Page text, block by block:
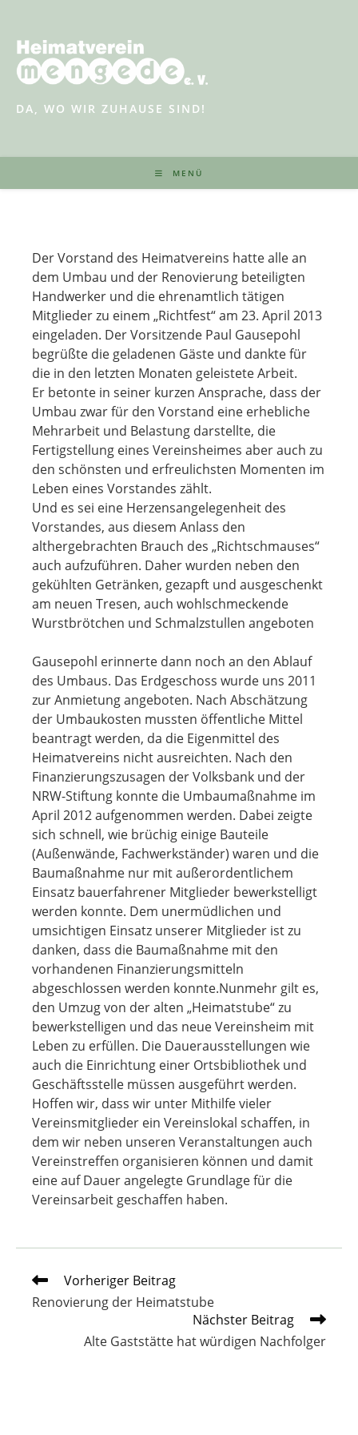
springen
DA, WO WIR ZUHAUSE SIND!
MENÜ
Der Vorstand des Heimatvereins hatte alle an
dem Umbau und der Renovierung beteiligten
Handwerker und die ehrenamtlich tätigen
Mitglieder zu einem „Richtfest“ am 23. April 2013
eingeladen. Der Vorsitzende Paul Gausepohl
begrüßte die geladenen Gäste und dankte für
die in den letzten Monaten geleistete Arbeit.
Er betonte in seiner kurzen Ansprache, dass der
Umbau zwar für den Vorstand eine erhebliche
Mehrarbeit und Belastung darstellte, die
Fertigstellung eines Vereinsheimes aber auch zu
den schönsten und erfreulichsten Momenten im
Leben eines Vorstandes zählt.
Und es sei eine Herzensangelegenheit des
Vorstandes, aus diesem Anlass den
althergebrachten Brauch des „Richtschmauses“
auch aufzuführen. Daher wurden neben den
gekühlten Getränken, gezapft und ausgeschenkt
am neuen Tresen, auch wohlschmeckende
Wurstbrötchen und Schmalzstullen angeboten
Gausepohl erinnerte dann noch an den Ablauf
des Umbaus. Das Erdgeschoss wurde uns 2011
zur Anmietung angeboten. Nach Abschätzung
der Umbaukosten mussten öffentliche Mittel
beantragt werden, da die Eigenmittel des
Heimatvereins nicht ausreichten. Nach den
Finanzierungszusagen der Volksbank und der
NRW-Stiftung konnte die Umbaumaßnahme im
April 2012 aufgenommen werden. Dabei zeigte
sich schnell, wie brüchig einige Bauteile
(Außenwände, Fachwerkständer) waren und die
Baumaßnahme nur mit außerordentlichem
Einsatz bauerfahrener Mitglieder bewerkstelligt
werden konnte. Dem unermüdlichen und
umsichtigen Einsatz unserer Mitglieder ist zu
danken, dass die Baumaßnahme mit den
vorhandenen Finanzierungsmitteln
abgeschlossen werden konnte.Nunmehr gilt es,
den Umzug von der alten „Heimatstube“ zu
bewerkstelligen und das neue Vereinsheim mit
Leben zu erfüllen. Die Dauerausstellungen wie
auch die Einrichtung einer Ortsbibliothek und
Geschäftsstelle müssen ausgeführt werden.
Hoffen wir, dass wir unter Mithilfe vieler
Vereinsmitglieder ein Vereinslokal schaffen, in
dem wir neben unseren Veranstaltungen auch
Vereinstreffen organisieren können und damit
eine auf Dauer angelegte Grundlage für die
Vereinsarbeit geschaffen haben.
Weitere
Artikel
ansehen
Vorheriger Beitrag
Renovierung der Heimatstube
Nächster Beitrag
Alte Gaststätte hat würdigen Nachfolger